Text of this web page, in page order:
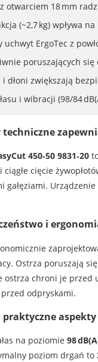
otwarciem 18 mm
(~2,7 kg) wpływa
uchwyt ErgoTec z
poruszających
i dłoni zwiększają
i wibracji (98/84
450‑50 9831‑20to
cięcie
gałęziami. Urządzenie
i
Ostrza poruszają
ostrza chroni je przed
odpryskami.
praktyczne
na poziomie 98
poziom drgań to